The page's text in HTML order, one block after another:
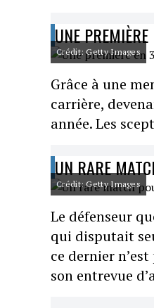
UNE
Crédit: Getty Images
Grâce à une
carrière,
année. Les
UN RARE
Crédit: Getty Images
Le défenseur
qui disputait
ce dernier
son entrevue